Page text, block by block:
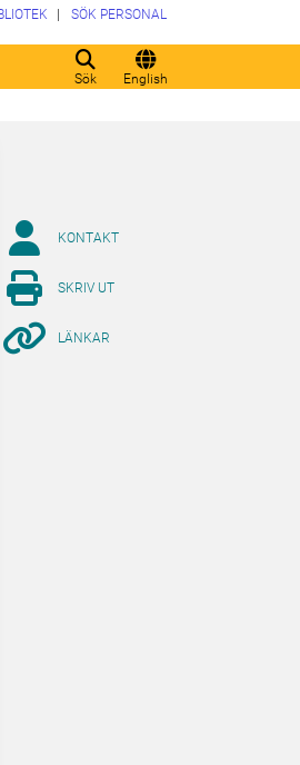
Sök English
SÖK PERSONAL
KONTAKT
SKRIV UT
LÄNKAR